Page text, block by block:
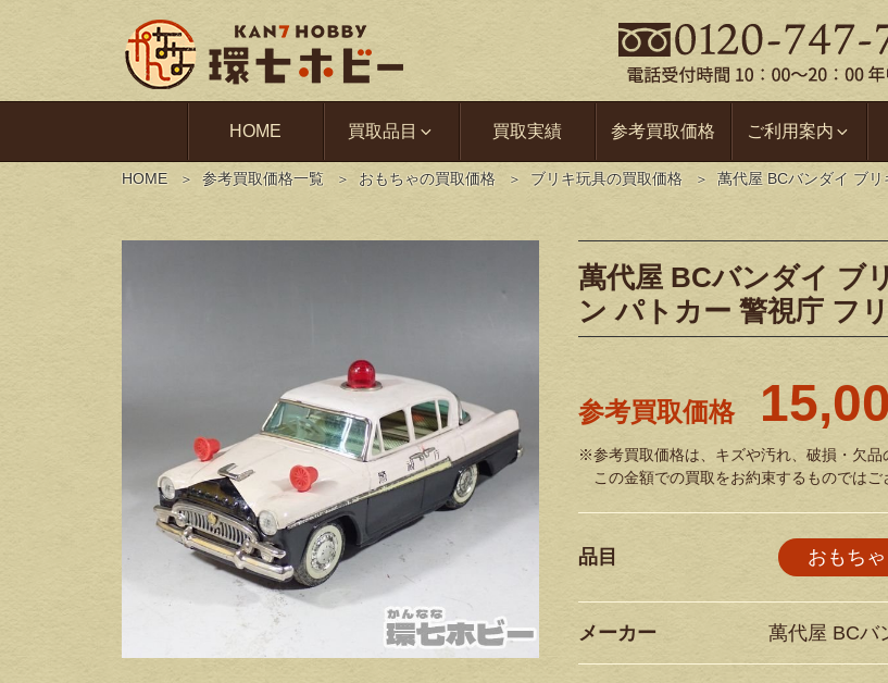
HOME 買取品目 買取実績 参考買取価格 ご利用案内
HOME 参考買取価格一覧 おもちゃの買取価格 ブリキ玩具の買取価格 萬代屋 BCバンダイ ブ
萬代屋 BCバンダイ ブ
ン パトカー 警視庁 フ
参考買取価格
※参考買取価格は、キズや汚れ、破損・欠品
この金額での買取をお約束するものではご
品目 おもちゃ
メーカー 萬代屋 BCバ